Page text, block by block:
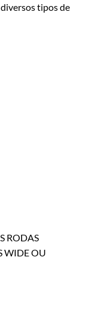
tipos de
RODAS
WIDE OU